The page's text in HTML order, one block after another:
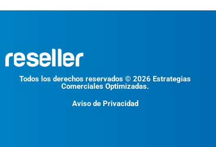
Todos los derechos reservados © 2026 Estrategias
Comerciales Optimizadas.
Aviso de Privacidad